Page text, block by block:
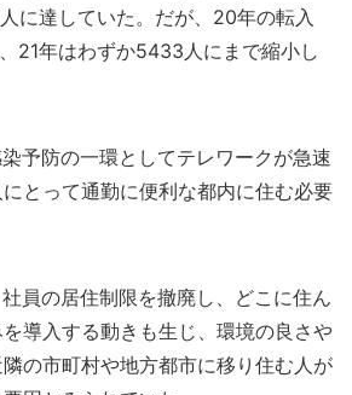
に達していた。だが、20年の転入
21年はわずか5433人にまで縮小し
予防の一環としてテレワークが急速
とって通勤に便利な都内に住む必要
員の居住制限を撤廃し、どこに住ん
導入する動きも生じ、環境の良さや
の市町村や地方都市に移り住む人が